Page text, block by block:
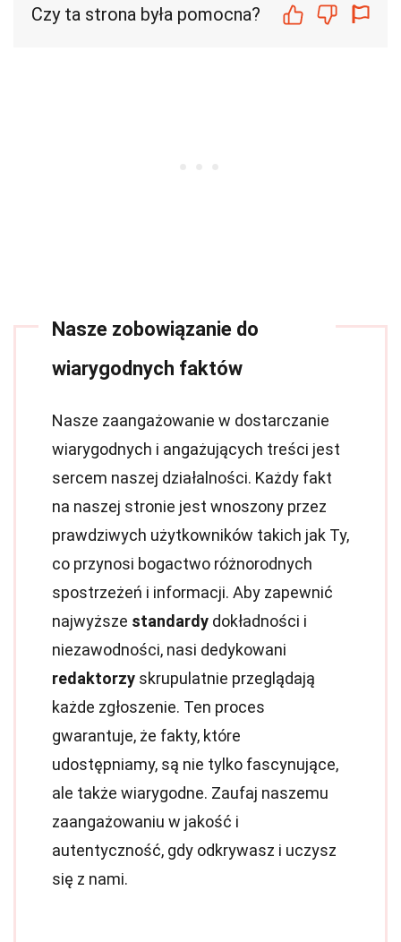
Czy ta strona była pomocna?
Nasze zobowiązanie do
wiarygodnych faktów
Nasze zaangażowanie w dostarczanie
wiarygodnych i angażujących treści jest
sercem naszej działalności. Każdy fakt
na naszej stronie jest wnoszony przez
prawdziwych użytkowników takich jak Ty,
co przynosi bogactwo różnorodnych
spostrzeżeń i informacji. Aby zapewnić
najwyższe standardy dokładności i
niezawodności, nasi dedykowani
redaktorzy skrupulatnie przeglądają
każde zgłoszenie. Ten proces
gwarantuje, że fakty, które
udostępniamy, są nie tylko fascynujące,
ale także wiarygodne. Zaufaj naszemu
zaangażowaniu w jakość i
autentyczność, gdy odkrywasz i uczysz
się z nami.